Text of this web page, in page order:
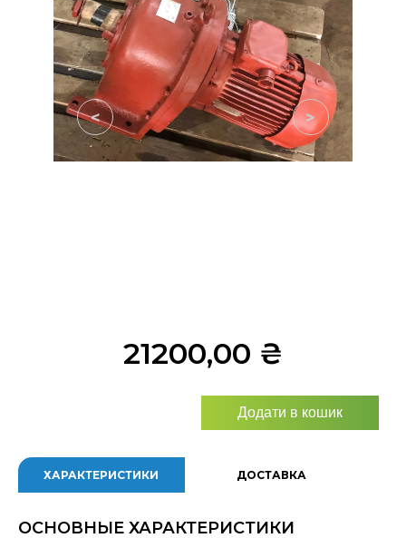
< >
21200,00 ₴
Додати в кошик
ХАРАКТЕРИСТИКИ ДОСТАВКА
ОСНОВНЫЕ ХАРАКТЕРИСТИКИ